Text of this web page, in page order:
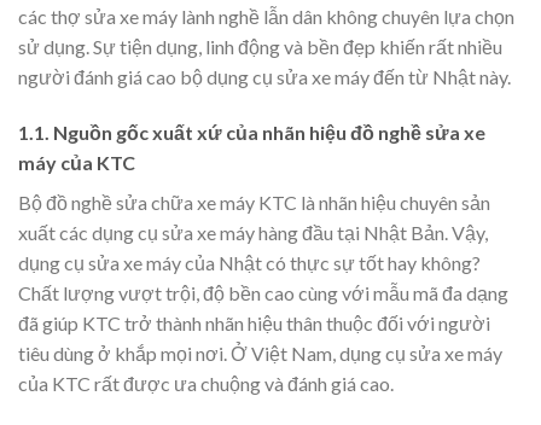
các thợ sửa xe máy lành nghề lẫn dân không chuyên lựa chọn
sử dụng. Sự tiện dụng, linh động và bền đẹp khiến rất nhiều
người đánh giá cao bộ dụng cụ sửa xe máy đến từ Nhật này.
1.1. Nguồn gốc xuất xứ của nhãn hiệu đồ nghề sửa xe
máy của KTC
Bộ đồ nghề sửa chữa xe máy KTC là nhãn hiệu chuyên sản
xuất các dụng cụ sửa xe máy hàng đầu tại Nhật Bản. Vậy,
dụng cụ sửa xe máy của Nhật có thực sự tốt hay không?
Chất lượng vượt trội, độ bền cao cùng với mẫu mã đa dạng
đã giúp KTC trở thành nhãn hiệu thân thuộc đối với người
tiêu dùng ở khắp mọi nơi. Ở Việt Nam, dụng cụ sửa xe máy
của KTC rất được ưa chuộng và đánh giá cao.